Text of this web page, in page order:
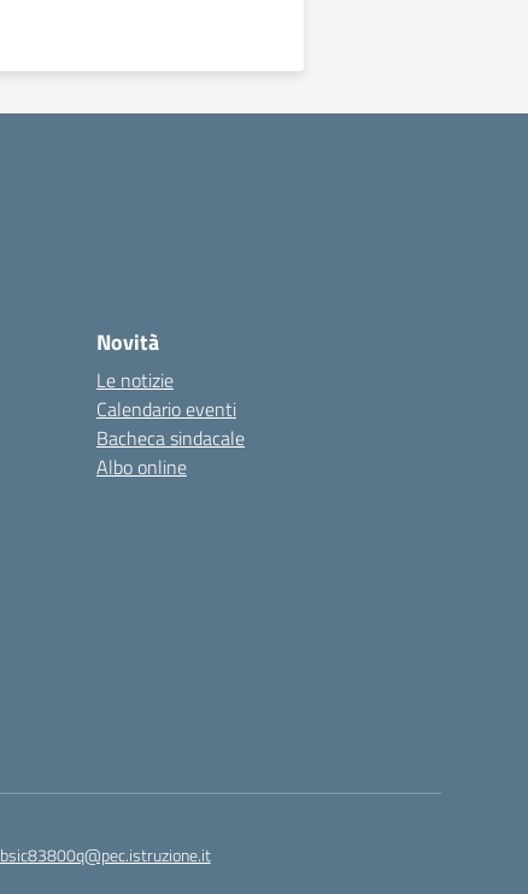
Novità
Le notizie
Calendario eventi
Bacheca sindacale
Albo online
bsic83800q@pec.istruzione.it